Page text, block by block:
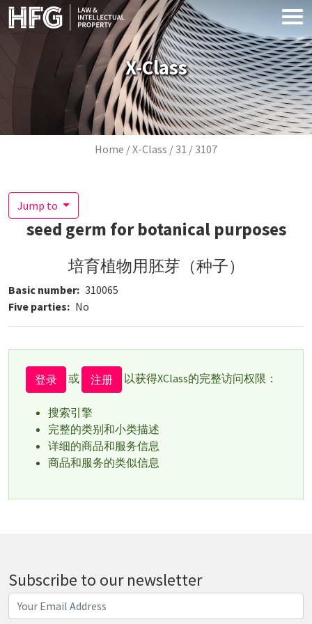
Skip to main content
X-Class
Breadcrumb
Home X-Class 31 3107
Jump to
seed germ for botanical purposes
培育植物用胚芽（种子）
Basic number 310065
Five parties
No
登录 或 注册 以获得XClass的完整访问权限：
搜索引擎
完整的类别和小类描述
详细的商品和服务信息
商品和服务的类似信息
Subscribe to our newsletter